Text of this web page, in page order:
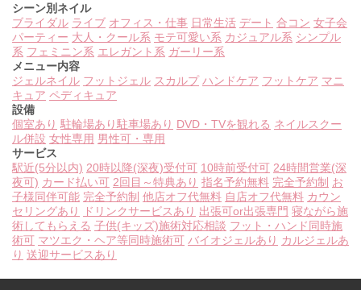
シーン別ネイル
ブライダル ライブ オフィス・仕事 日常生活 デート 合コン 女子会
パーティー 大人・クール系 モテ可愛い系 カジュアル系 シンプル
系 フェミニン系 エレガント系 ガーリー系
メニュー内容
ジェルネイル フットジェル スカルプ ハンドケア フットケア マニ
キュア ペディキュア
設備
個室あり 駐輪場あり駐車場あり DVD・TVを観れる ネイルスクー
ル併設 女性専用 男性可・専用
サービス
駅近(5分以内) 20時以降(深夜)受付可 10時前受付可 24時間営業(深
夜可) カード払い可 2回目～特典あり 指名予約無料 完全予約制 お
子様同伴可能 完全予約制 他店オフ代無料 自店オフ代無料 カウン
セリングあり
ドリンクサービスあり 出張可or出張専門 寝ながら施
術してもらえる 子供(キッズ)施術対応相談 フット・ハンド同時施
術可 マツエク・ヘア等同時施術可 バイオジェルあり カルジェルあ
り 送迎サービスあり